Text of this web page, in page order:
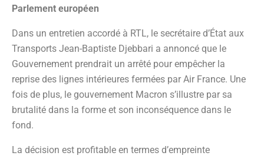
Parlement européen
Dans un entretien accordé à RTL, le secrétaire d’État aux
Transports Jean-Baptiste Djebbari a annoncé que le
Gouvernement prendrait un arrêté pour empêcher la
reprise des lignes intérieures fermées par Air France. Une
fois de plus, le gouvernement Macron s’illustre par sa
brutalité dans la forme et son inconséquence dans le
fond.
La décision est profitable en termes d’empreinte